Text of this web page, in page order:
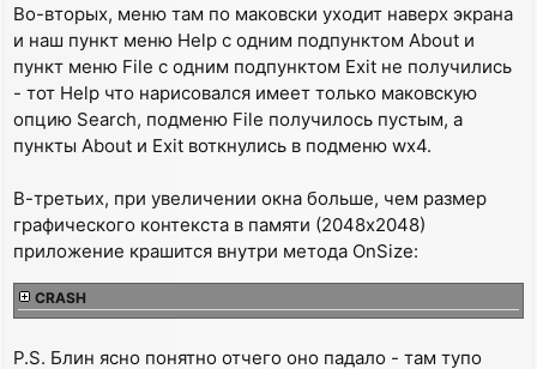
#include "icon16x16.xpm"
MyFrame::MyFrame(const wxString& title) :
  SetIcon(wxIcon(icon16x16_xpm));
  wxMenu *fileMenu = new wxMenu;
  wxMenu *helpMenu = new wxMenu;
fileMenu->Append(wxID_EXIT, wxT("E&xit...\tAlt-
  wxMenuBar *menuBar = new wxMenuBar();
  menuBar->Append(fileMenu, wxT("&File"));
  menuBar->Append(helpMenu, wxT("&Help"));
  CreateStatusBar(2);
BEGIN_EVENT_TABLE(MyFrame, wxFrame)
  EVT_MENU(wxID_ABOUT, MyFrame::OnAbout)
  EVT_MENU(wxID_EXIT,  MyFrame::OnQuit)
  EVT_SIZE(            MyFrame::OnSize)
  EVT_MOTION(          MyFrame::OnMotion)
  EVT_PAINT(           MyFrame::OnPaint)
void MyFrame::OnAbout(wxCommandEvent& event)
{
  wxString msg;
wxMessageBox(msg, wxT("About wxWidgets"), wxOK |
}
void MyFrame::OnQuit(wxCommandEvent& event)
Во-вторых, меню там по маковски уходит наверх экрана
и наш пункт меню Help с одним подпунктом About и
пункт меню File с одним подпунктом Exit не получились
- тот Help что нарисовался имеет только маковскую
опцию Search, подменю File получилось пустым, а
пункты About и Exit воткнулись в подменю wx4.
В-третьих, при увеличении окна больше, чем размер
графического контекста в памяти (2048х2048)
приложение крашится внутри метода OnSize:
CRASH
P.S. Блин ясно понятно отчего оно падало - там тупо